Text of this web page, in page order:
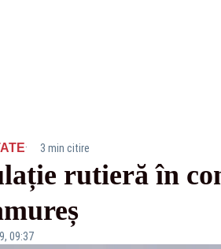
· 3 min citire
rutieră în
09:37